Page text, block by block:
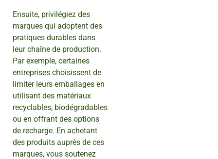
Ensuite, privilégiez des
marques qui adoptent des
pratiques durables dans
leur chaîne de production.
Par exemple, certaines
entreprises choisissent de
limiter leurs emballages en
utilisant des matériaux
recyclables, biodégradables
ou en offrant des options
de recharge. En achetant
des produits auprès de ces
marques, vous soutenez